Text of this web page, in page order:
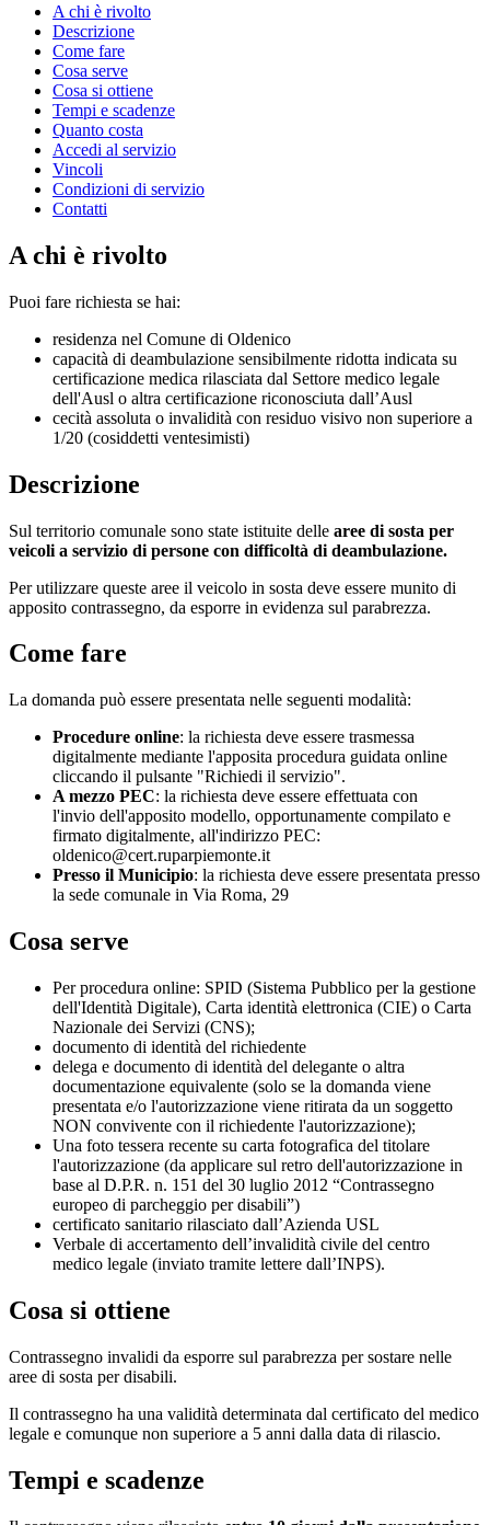
A chi è rivolto
Descrizione
Come fare
Cosa serve
Cosa si ottiene
Tempi e scadenze
Quanto costa
Accedi al servizio
Vincoli
Condizioni di servizio
Contatti
A chi è rivolto
Puoi fare richiesta se hai:
residenza nel Comune di Oldenico
capacità di deambulazione sensibilmente ridotta indicata su
certificazione medica rilasciata dal Settore medico legale
dell'Ausl o altra certificazione riconosciuta dall’Ausl
cecità assoluta o invalidità con residuo visivo non superiore a
1/20 (cosiddetti ventesimisti)
Descrizione
Sul territorio comunale sono state istituite delle aree di sosta per
veicoli a servizio di persone con difficoltà di deambulazione.
Per utilizzare queste aree il veicolo in sosta deve essere munito di
apposito contrassegno, da esporre in evidenza sul parabrezza.
Come fare
La domanda può essere presentata nelle seguenti modalità:
Procedure online: la richiesta deve essere trasmessa
digitalmente mediante l'apposita procedura guidata online
cliccando il pulsante "Richiedi il servizio".
A mezzo PEC: la richiesta deve essere effettuata con
l'invio dell'apposito modello, opportunamente compilato e
firmato digitalmente, all'indirizzo PEC:
oldenico@cert.ruparpiemonte.it
Presso il Municipio: la richiesta deve essere presentata presso
la sede comunale in Via Roma, 29
Cosa serve
Per procedura online: SPID (Sistema Pubblico per la gestione
dell'Identità Digitale), Carta identità elettronica (CIE) o Carta
Nazionale dei Servizi (CNS);
documento di identità del richiedente
delega e documento di identità del delegante o altra
documentazione equivalente (solo se la domanda viene
presentata e/o l'autorizzazione viene ritirata da un soggetto
NON convivente con il richiedente l'autorizzazione);
Una foto tessera recente su carta fotografica del titolare
l'autorizzazione (da applicare sul retro dell'autorizzazione in
base al D.P.R. n. 151 del 30 luglio 2012 “Contrassegno
europeo di parcheggio per disabili”)
certificato sanitario rilasciato dall’Azienda USL
Verbale di accertamento dell’invalidità civile del centro
medico legale (inviato tramite lettere dall’INPS).
Cosa si ottiene
Contrassegno invalidi da esporre sul parabrezza per sostare nelle
aree di sosta per disabili.
Il contrassegno ha una validità determinata dal certificato del medico
legale e comunque non superiore a 5 anni dalla data di rilascio.
Tempi e scadenze